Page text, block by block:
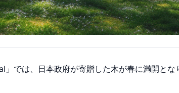
では、日本政府が寄贈した木が春に満開とな